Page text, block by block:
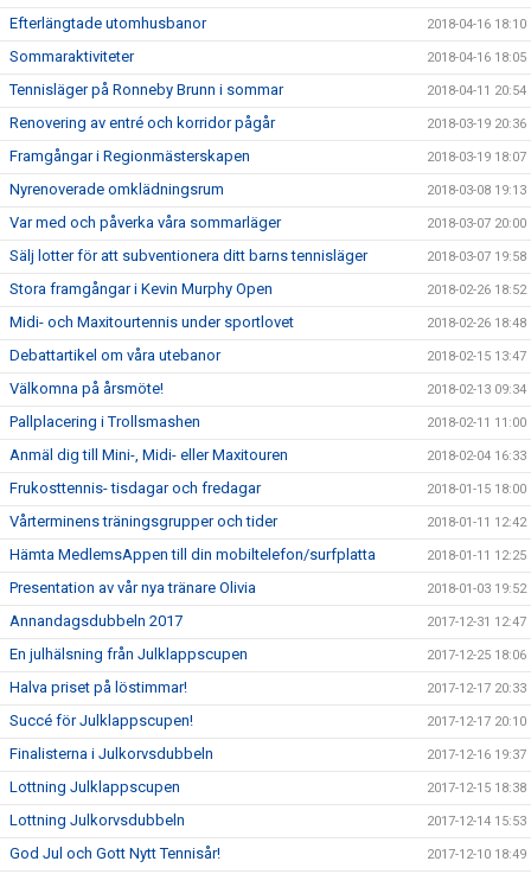
Efterlängtade utomhusbanor 2018-04-16 18:10
Sommaraktiviteter 2018-04-16 18:05
Tennisläger på Ronneby Brunn i sommar 2018-04-11 20:54
Renovering av entré och korridor pågår 2018-03-19 20:36
Framgångar i Regionmästerskapen 2018-03-19 18:07
Nyrenoverade omklädningsrum 2018-03-08 19:13
Var med och påverka våra sommarläger 2018-03-07 20:00
Sälj lotter för att subventionera ditt barns tennisläger 2018-03-07 19:58
Stora framgångar i Kevin Murphy Open 2018-02-26 18:52
Midi- och Maxitourtennis under sportlovet 2018-02-26 18:48
Debattartikel om våra utebanor 2018-02-15 13:47
Välkomna på årsmöte! 2018-02-13 09:34
Pallplacering i Trollsmashen 2018-02-11 11:00
Anmäl dig till Mini-, Midi- eller Maxitouren 2018-02-04 16:33
Frukosttennis- tisdagar och fredagar 2018-01-15 18:00
Vårterminens träningsgrupper och tider 2018-01-11 12:42
Hämta MedlemsAppen till din mobiltelefon/surfplatta 2018-01-11 12:25
Presentation av vår nya tränare Olivia 2018-01-03 19:52
Annandagsdubbeln 2017 2017-12-31 12:47
En julhälsning från Julklappscupen 2017-12-25 18:06
Halva priset på löstimmar! 2017-12-17 20:33
Succé för Julklappscupen! 2017-12-17 20:10
Finalisterna i Julkorvsdubbeln 2017-12-16 19:37
Lottning Julklappscupen 2017-12-15 18:38
Lottning Julkorvsdubbeln 2017-12-14 15:53
God Jul och Gott Nytt Tennisår! 2017-12-10 18:49